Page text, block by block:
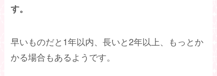
す。
早いものだと1年以内、長いと2年以上、もっとか
かる場合もあるようです。